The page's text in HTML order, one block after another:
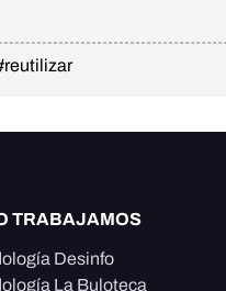
TRABAJAMOS
Desinfo
La Buloteca